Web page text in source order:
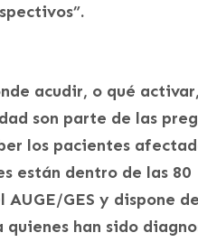
acudir, o qué
son parte de las
los pacientes
están dentro de las 80
GES y dispone de
quienes han sido